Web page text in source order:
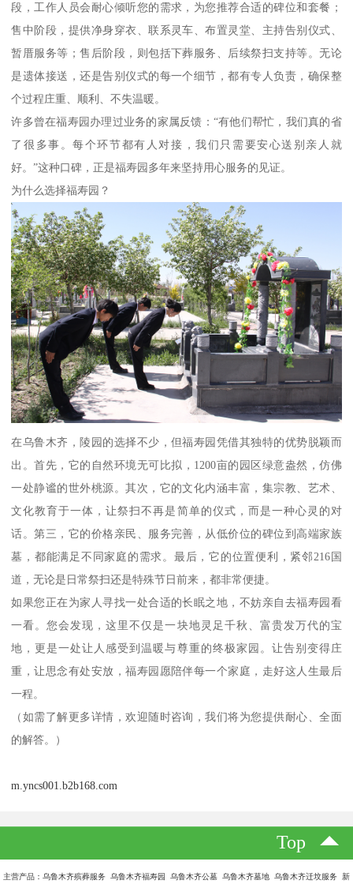
段，工作人员会耐心倾听您的需求，为您推荐合适的碑位和套餐；
售中阶段，提供净身穿衣、联系灵车、布置灵堂、主持告别仪式、
暂厝服务等；售后阶段，则包括下葬服务、后续祭扫支持等。无论
是遗体接送，还是告别仪式的每一个细节，都有专人负责，确保整
个过程庄重、顺利、不失温暖。
许多曾在福寿园办理过业务的家属反馈：“有他们帮忙，我们真的省
了很多事。每个环节都有人对接，我们只需要安心送别亲人就
好。”这种口碑，正是福寿园多年来坚持用心服务的见证。
为什么选择福寿园？
在乌鲁木齐，陵园的选择不少，但福寿园凭借其独特的优势脱颖而
出。首先，它的自然环境无可比拟，1200亩的园区绿意盎然，仿佛
一处静谧的世外桃源。其次，它的文化内涵丰富，集宗教、艺术、
文化教育于一体，让祭扫不再是简单的仪式，而是一种心灵的对
话。第三，它的价格亲民、服务完善，从低价位的碑位到高端家族
墓，都能满足不同家庭的需求。最后，它的位置便利，紧邻216国
道，无论是日常祭扫还是特殊节日前来，都非常便捷。
如果您正在为家人寻找一处合适的长眠之地，不妨亲自去福寿园看
一看。您会发现，这里不仅是一块地灵足千秋、富贵发万代的宝
地，更是一处让人感受到温暖与尊重的终极家园。让告别变得庄
重，让思念有处安放，福寿园愿陪伴每一个家庭，走好这人生最后
一程。
（如需了解更多详情，欢迎随时咨询，我们将为您提供耐心、全面
的解答。）
m.yncs001.b2b168.com
Top
主营产品：乌鲁木齐殡葬服务 乌鲁木齐福寿园 乌鲁木齐公墓 乌鲁木齐墓地 乌鲁木齐迁坟服务 新